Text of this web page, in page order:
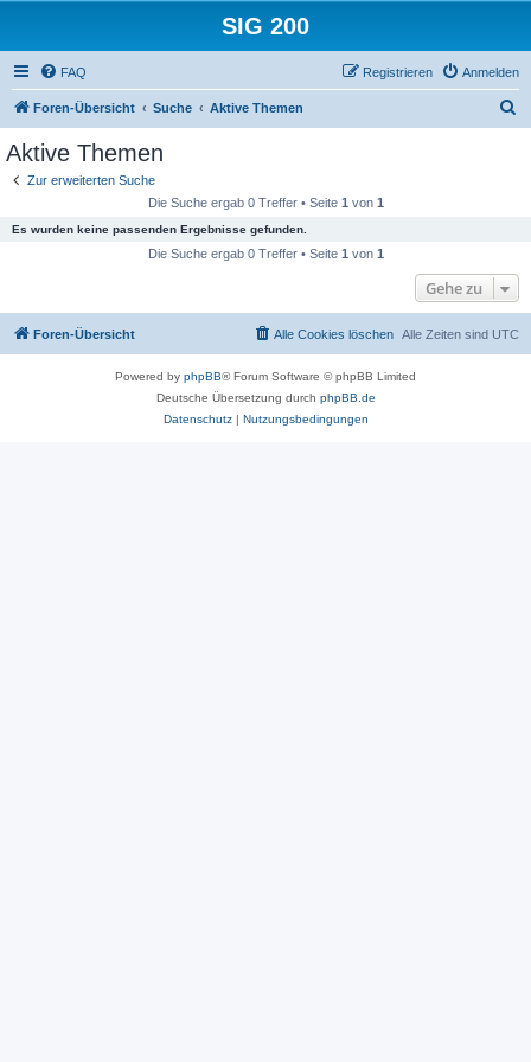
SIG 200
FAQ Anmelden
Registrieren
Foren-Übersicht Suche Aktive Themen
Aktive Themen
Zur erweiterten Suche
Die Suche ergab 0 Treffer • Seite 1 von 1
Es wurden keine passenden Ergebnisse gefunden.
Die Suche ergab 0 Treffer • Seite 1 von 1
Gehe zu
Foren-Übersicht Alle Zeiten sind UTC
Alle Cookies löschen
Powered by phpBB® Forum Software © phpBB Limited
Deutsche Übersetzung durch phpBB.de
Datenschutz| Nutzungsbedingungen